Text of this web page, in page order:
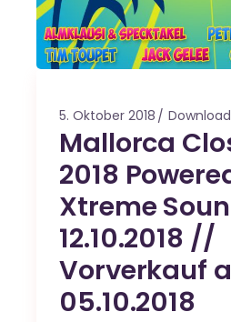
5. Oktober 2018
Mallorca
2018
Xtreme
12.10.2018 //
Vorverkauf
05.10.2018